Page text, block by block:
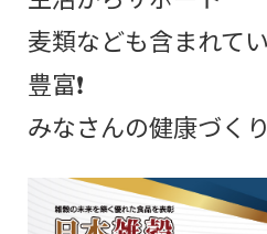
麦類なども含まれて
豊富❗
みなさんの健康づく